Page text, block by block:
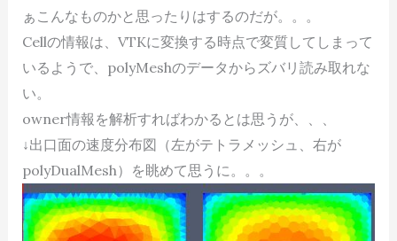
ぁこんなものかと思ったりはするのだが。。。
Cellの情報は、VTKに変換する時点で変質してしまって
いるようで、polyMeshのデータからズバリ読み取れな
い。
owner情報を解析すればわかるとは思うが、、、
↓出口面の速度分布図（左がテトラメッシュ、右が
polyDualMesh）を眺めて思うに。。。